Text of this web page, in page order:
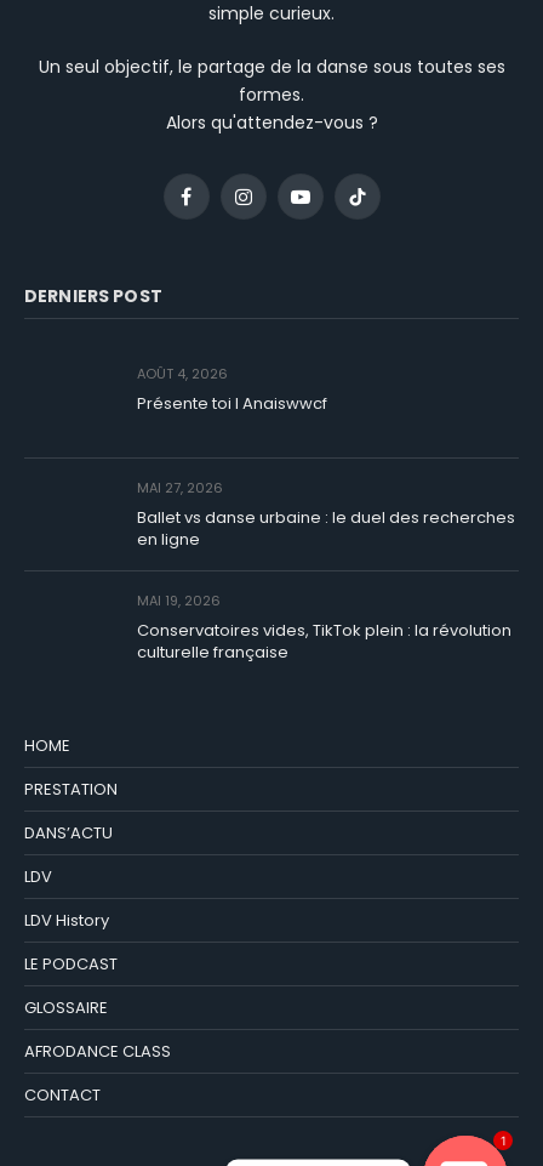
simple curieux.
Un seul objectif, le partage de la danse sous toutes ses
formes.
Alors qu'attendez-vous ?
FacebookInstagramYouTubeTikTok
DERNIERS POST
AOÛT 4, 2026
Présente toi I Anaiswwcf
MAI 27, 2026
Ballet vs danse urbaine : le duel des recherches
en ligne
MAI 19, 2026
Conservatoires vides, TikTok plein : la révolution
culturelle française
HOME
PRESTATION
DANS’ACTU
LDV
LDV History
LE PODCAST
GLOSSAIRE
AFRODANCE CLASS
CONTACT
1